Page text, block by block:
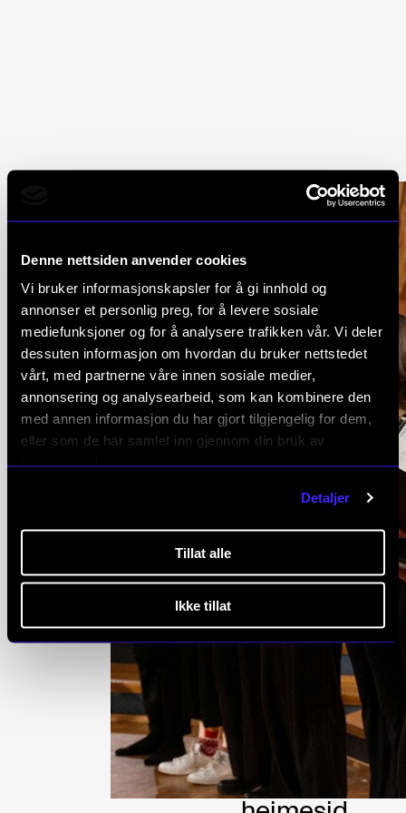
Denne nettsiden anvender cookies
Vi bruker informasjonskapsler for å gi innhold og
annonser et personlig preg, for å levere sosiale
mediefunksjoner og for å analysere trafikken vår. Vi deler
dessuten informasjon om hvordan du bruker nettstedet
vårt, med partnerne våre innen sosiale medier,
annonsering og analysearbeid, som kan kombinere den
med annen informasjon du har gjort tilgjengelig for dem,
eller som de har samlet inn gjennom din bruk av
tjenestene deres.
Detaljer
Tillat alle
Ikke tillat
HAUS
TENS
KONS
ERTA
R ER
PUBLI
SERT